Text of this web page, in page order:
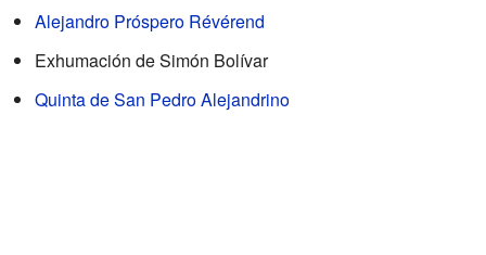
Alejandro Próspero Révérend
Exhumación de Simón Bolívar
Quinta de San Pedro Alejandrino